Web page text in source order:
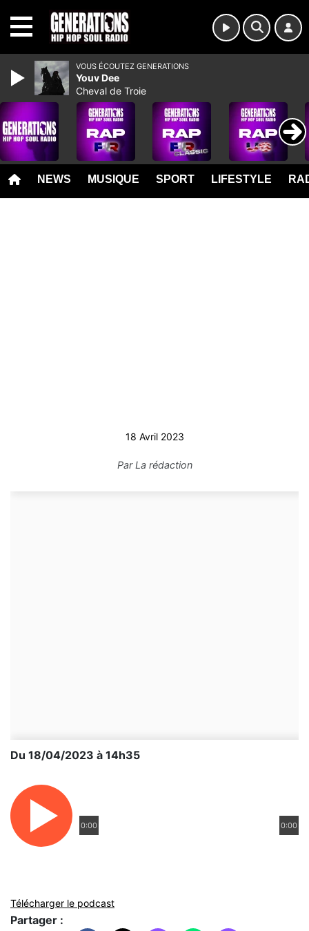
NEWS MUSIQUE SPORT LIFESTYLE
18 Avril 2023
ParLa rédaction
Du 18/04/2023 à 14h35
0:00 0:00
Télécharger le podcast
Partager :
VOUS ÉCOUTEZ GENERATIONS
Youv Dee
Cheval de Troie